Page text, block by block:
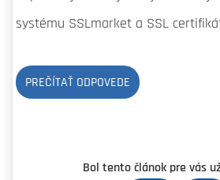
systému SSLmarket a SSL
PREČÍTAŤ ODPOVEDE
Bol tento článok pre vás